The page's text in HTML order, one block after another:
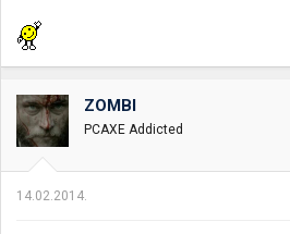
ZOMBI
PCAXE Addicted
14.02.2014.